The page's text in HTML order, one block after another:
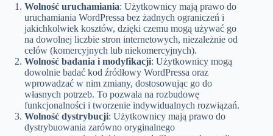
Wolność uruchamiania: Użytkownicy mają prawo do
uruchamiania WordPressa bez żadnych ograniczeń i
jakichkolwiek kosztów, dzięki czemu mogą używać go
na dowolnej liczbie stron internetowych, niezależnie od
celów (komercyjnych lub niekomercyjnych).
Wolność badania i modyfikacji: Użytkownicy mogą
dowolnie badać kod źródłowy WordPressa oraz
wprowadzać w nim zmiany, dostosowując go do
własnych potrzeb. To pozwala na rozbudowę
funkcjonalności i tworzenie indywidualnych rozwiązań.
Wolność dystrybucji: Użytkownicy mają prawo do
dystrybuowania zarówno oryginalnego